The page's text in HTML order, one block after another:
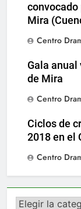
convocado
Mira
Centro
Gala anual
de Mira
Centro
Ciclos de
2018 en el
Centro
Categorías